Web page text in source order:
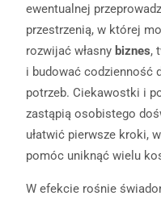
ewentualnej
przestrzenią, w której
rozwijać własny biznes,
i budować codzienność
potrzeb. Ciekawostki i
zastąpią osobistego
ułatwić pierwsze kroki,
pomóc uniknąć wielu
W efekcie rośnie